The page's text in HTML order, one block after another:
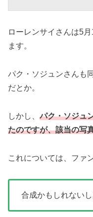
ローレンサイさんは5
ます。
パク・ソジュンさんも
だとか。
しかし、 パク・ソジュ
たのですが、該当の写
これについては、ファ
合成かもしれない